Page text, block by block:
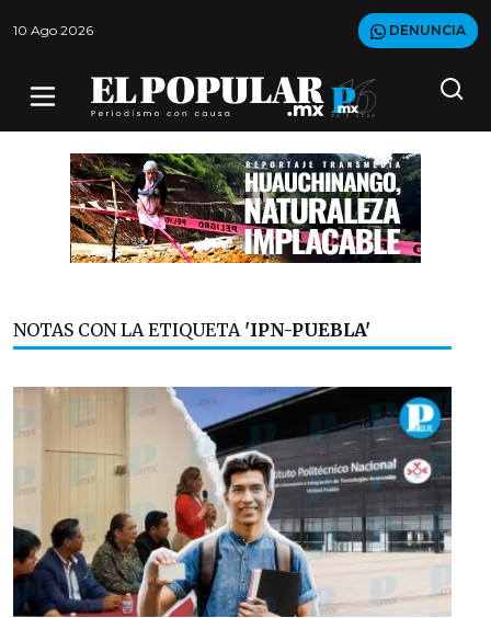
10 Ago 2026 DENUNCIA
NOTAS CON LA ETIQUETA 'IPN-PUEBLA'